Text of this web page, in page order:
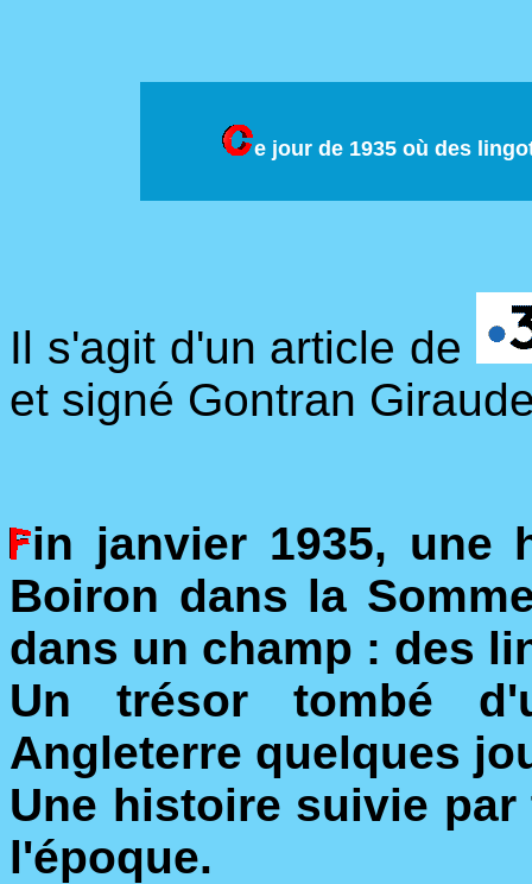
e jour de 1935 où des
Il s'agit d'un article de
et signé Gontran
in janvier 1935, une
Boiron dans la
dans un champ : des
Un trésor tombé
Angleterre quelques
Une histoire suivie
l'époque.